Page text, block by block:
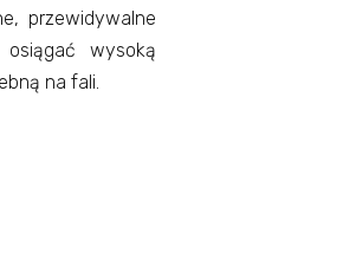
przewidywalne
osiągać wysoką
na fali.